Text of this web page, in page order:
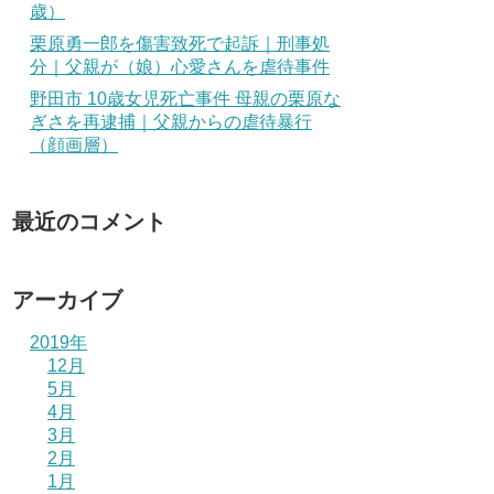
歳）
栗原勇一郎を傷害致死で起訴｜刑事処
分｜父親が（娘）心愛さんを虐待事件
野田市 10歳女児死亡事件 母親の栗原な
ぎさを再逮捕｜父親からの虐待暴行
（顔画層）
最近のコメント
アーカイブ
2019年
12月
5月
4月
3月
2月
1月